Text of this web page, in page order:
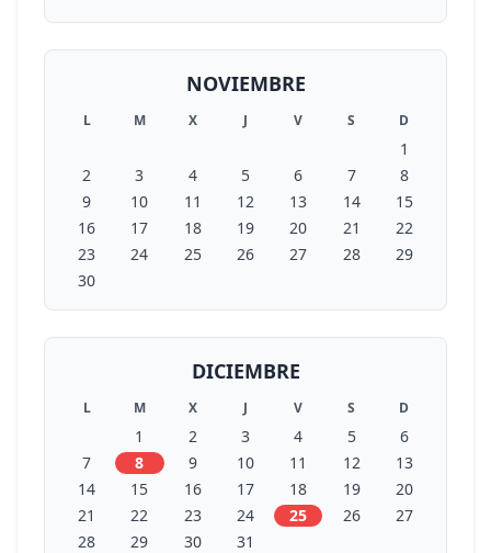
NOVIEMBRE
L M X J V S D
1
2
3 4 5 6 7
8
9
10 11 12 13 14
15
16
17 18 19 20 21
22
23
24 25 26 27 28
29
30
DICIEMBRE
L M X J V S D
1 2 3 4 5
6
7
8 9 10 11 12
13
14
15 16 17 18 19
20
21
22 23 24 25 26
27
28
29 30 31